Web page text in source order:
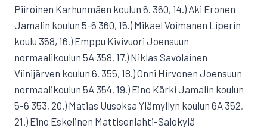
Piiroinen Karhunmäen koulun 6. 360, 14.) Aki Eronen
Jamalin koulun 5-6 360, 15.) Mikael Voimanen Liperin
koulu 358, 16.) Emppu Kivivuori Joensuun
normaalikoulun 5A 358, 17.) Niklas Savolainen
Viinijärven koulun 6. 355, 18.) Onni Hirvonen Joensuun
normaalikoulun 5A 354, 19.) Eino Kärki Jamalin koulun
5-6 353, 20.) Matias Uusoksa Ylämyllyn koulun 6A 352,
21.) Eino Eskelinen Mattisenlahti-Salokylä